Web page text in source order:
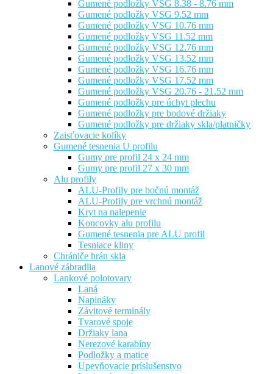
Gumené podložky VSG 8.38 - 8.76 mm
Gumené podložky VSG 9.52 mm
Gumené podložky VSG 10.76 mm
Gumené podložky VSG 11.52 mm
Gumené podložky VSG 12.76 mm
Gumené podložky VSG 13.52 mm
Gumené podložky VSG 16.76 mm
Gumené podložky VSG 17.52 mm
Gumené podložky VSG 20.76 - 21.52 mm
Gumené podložky pre úchyt plechu
Gumené podložky pre bodové držiaky
Gumené podložky pre držiaky skla/platničky
Zaisťovacie kolíky
Gumené tesnenia U profilu
Gumy pre profil 24 x 24 mm
Gumy pre profil 27 x 30 mm
Alu profily
ALU-Profily pre bočnú montáž
ALU-Profily pre vrchnú montáž
Kryt na nalepenie
Koncovky alu profilu
Gumené tesnenia pre ALU profil
Tesniace kliny
Chrániče hrán skla
Lanové zábradlia
Lankové polotovary
Laná
Napináky
Závitové terminály
Tvarové spoje
Držiaky lana
Nerezové karabíny
Podložky a matice
Upevňovacie príslušenstvo